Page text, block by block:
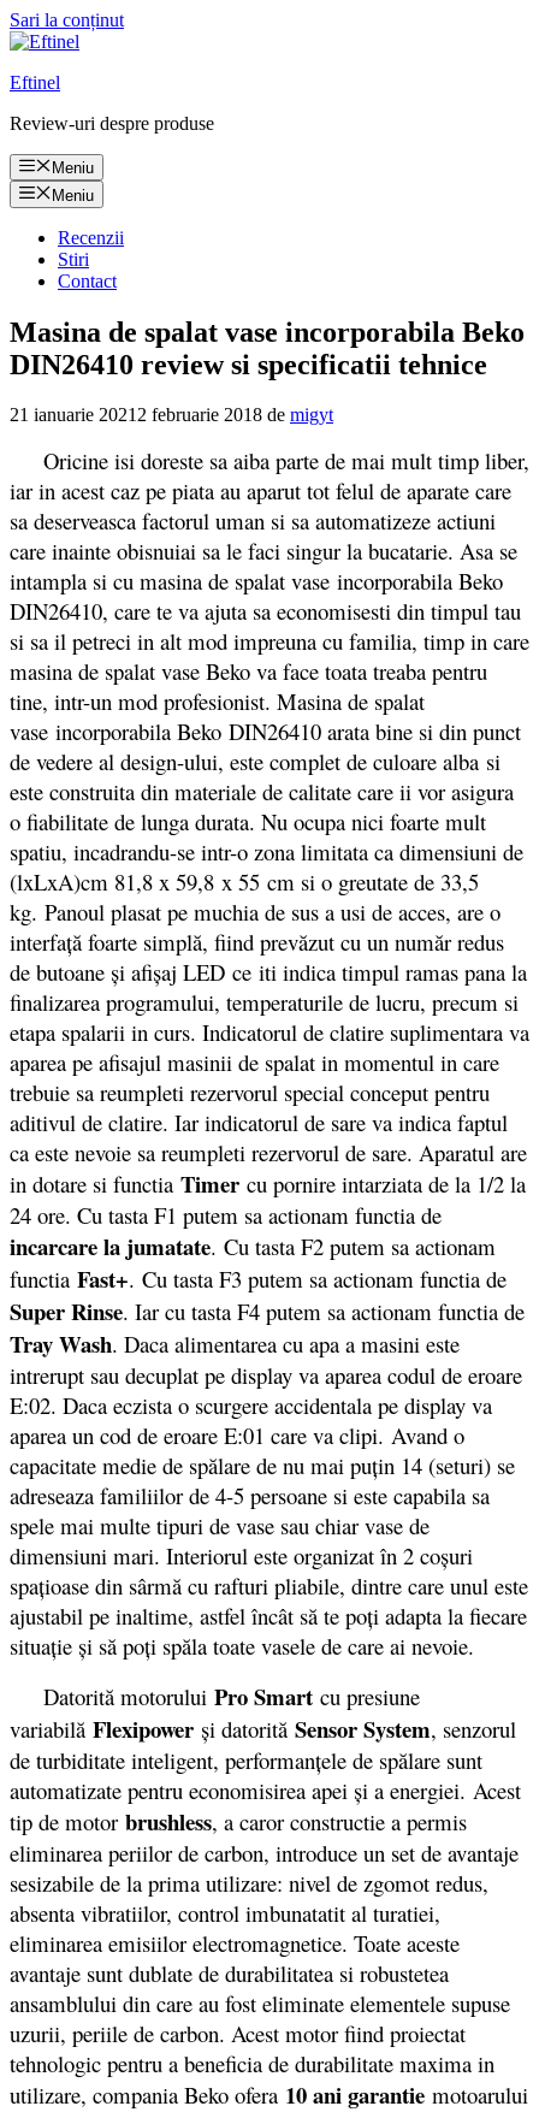
Sari la conținut
Eftinel
Review-uri despre produse
Meniu
Meniu
Recenzii
Stiri
Contact
Masina de spalat vase incorporabila Beko
DIN26410 review si specificatii tehnice
21 ianuarie 20212 februarie 2018 de migyt
Oricine isi doreste sa aiba parte de mai mult timp liber,
iar in acest caz pe piata au aparut tot felul de aparate care
sa deserveasca factorul uman si sa automatizeze actiuni
care inainte obisnuiai sa le faci singur la bucatarie. Asa se
intampla si cu masina de spalat vase incorporabila Beko
DIN26410, care te va ajuta sa economisesti din timpul tau
si sa il petreci in alt mod impreuna cu familia, timp in care
masina de spalat vase Beko va face toata treaba pentru
tine, intr-un mod profesionist. Masina de spalat
vase incorporabila Beko DIN26410 arata bine si din punct
de vedere al design-ului, este complet de culoare alba si
este construita din materiale de calitate care ii vor asigura
o fiabilitate de lunga durata. Nu ocupa nici foarte mult
spatiu, incadrandu-se intr-o zona limitata ca dimensiuni de
(lxLxA)cm 81,8 x 59,8 x 55 cm si o greutate de 33,5
kg. Panoul plasat pe muchia de sus a usi de acces, are o
interfață foarte simplă, fiind prevăzut cu un număr redus
de butoane și afișaj LED ce iti indica timpul ramas pana la
finalizarea programului, temperaturile de lucru, precum si
etapa spalarii in curs. Indicatorul de clatire suplimentara va
aparea pe afisajul masinii de spalat in momentul in care
trebuie sa reumpleti rezervorul special conceput pentru
aditivul de clatire. Iar indicatorul de sare va indica faptul
ca este nevoie sa reumpleti rezervorul de sare. Aparatul are
in dotare si functia Timer cu pornire intarziata de la 1/2 la
24 ore. Cu tasta F1 putem sa actionam functia de
incarcare la jumatate. Cu tasta F2 putem sa actionam
functia Fast+. Cu tasta F3 putem sa actionam functia de
Super Rinse. Iar cu tasta F4 putem sa actionam functia de
Tray Wash. Daca alimentarea cu apa a masini este
intrerupt sau decuplat pe display va aparea codul de eroare
E:02. Daca eczista o scurgere accidentala pe display va
aparea un cod de eroare E:01 care va clipi. Avand o
capacitate medie de spălare de nu mai puțin 14 (seturi) se
adreseaza familiilor de 4-5 persoane si este capabila sa
spele mai multe tipuri de vase sau chiar vase de
dimensiuni mari. Interiorul este organizat în 2 coșuri
spațioase din sârmă cu rafturi pliabile, dintre care unul este
ajustabil pe inaltime, astfel încât să te poți adapta la fiecare
situație și să poți spăla toate vasele de care ai nevoie.
Datorită motorului Pro Smart cu presiune
variabilă Flexipower şi datorită Sensor System, senzorul
de turbiditate inteligent, performanţele de spălare sunt
automatizate pentru economisirea apei şi a energiei. Acest
tip de motor brushless, a caror constructie a permis
eliminarea periilor de carbon, introduce un set de avantaje
sesizabile de la prima utilizare: nivel de zgomot redus,
absenta vibratiilor, control imbunatatit al turatiei,
eliminarea emisiilor electromagnetice. Toate aceste
avantaje sunt dublate de durabilitatea si robustetea
ansamblului din care au fost eliminate elementele supuse
uzurii, periile de carbon. Acest motor fiind proiectat
tehnologic pentru a beneficia de durabilitate maxima in
utilizare, compania Beko ofera 10 ani garantie motoarului